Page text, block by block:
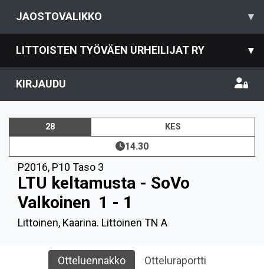
JAOSTOVALIKKO ▾
LITTOISTEN TYÖVÄEN URHEILIJAT RY ▾
KIRJAUDU
28 KES
14.30
P2016, P10 Taso 3
LTU keltamusta - SoVo
Valkoinen 1 - 1
Littoinen, Kaarina. Littoinen TN A
Otteluennakko Otteluraportti